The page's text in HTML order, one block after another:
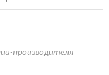
производителя